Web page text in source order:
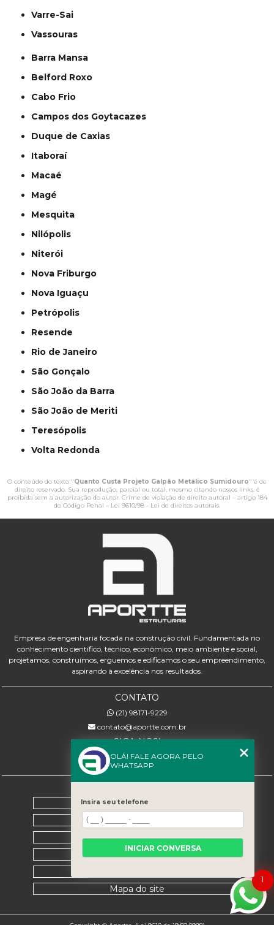
Varre-Sai
Vassouras
Barra Mansa
Belford Roxo
Cabo Frio
Campos dos Goytacazes
Duque de Caxias
Itaboraí
Macaé
Magé
Mesquita
Nilópolis
Niterói
Nova Friburgo
Nova Iguaçu
Petrópolis
Resende
Rio de Janeiro
São Gonçalo
São João da Barra
São João de Meriti
Teresópolis
Volta Redonda
O conteúdo do texto "Quanto Custa Projeto Galpão Metálico Sumidouro" é de
direito reservado. Sua reprodução, parcial ou total, mesmo citando nossos links, é
proibida sem a autorização do autor. Crime de violação de direito autoral – artigo 184
do Código Penal – Lei 9610/98 - Lei de direitos autorais.
Empresa de engenharia focada na construção civil. Fundamentada no
conhecimento científico, técnico, econômico, meio ambiente e social,
projetamos, construímos, erguemos e edificamos o seu empreendimento,
aspirando à excelência nos resultados.
CONTATO
(21) 98171-9229
contato@aportte.com.br
SIGA-NOS!
Home
Sobre nós
Serviços
Contato
Mapa do site
1
OLÁ! FALE AGORA PELO
WHATSAPP
Insira seu telefone
INICIAR CONVERSA